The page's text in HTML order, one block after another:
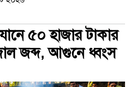
৫০ হাজার টাকার
জব্দ, আগুনে ধ্বংস